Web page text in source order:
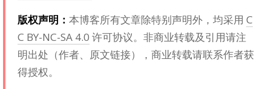
版权声明： 本博客所有文章除特别声明外，均采用 C
C BY-NC-SA 4.0 许可协议。非商业转载及引用请注
明出处（作者、原文链接），商业转载请联系作者获
得授权。